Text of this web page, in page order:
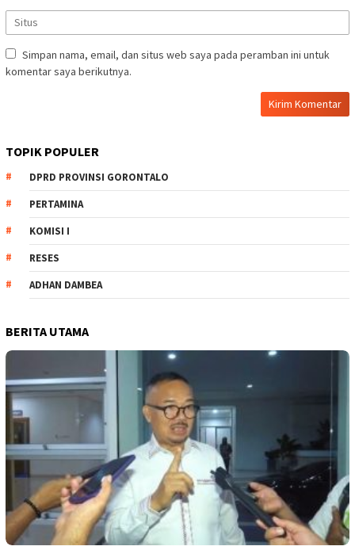
Simpan nama, email, dan situs web saya pada peramban ini untuk
komentar saya berikutnya.
TOPIK POPULER
DPRD PROVINSI GORONTALO
PERTAMINA
KOMISI I
RESES
ADHAN DAMBEA
BERITA UTAMA